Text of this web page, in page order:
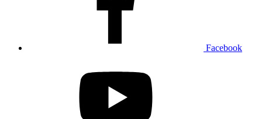
Facebook